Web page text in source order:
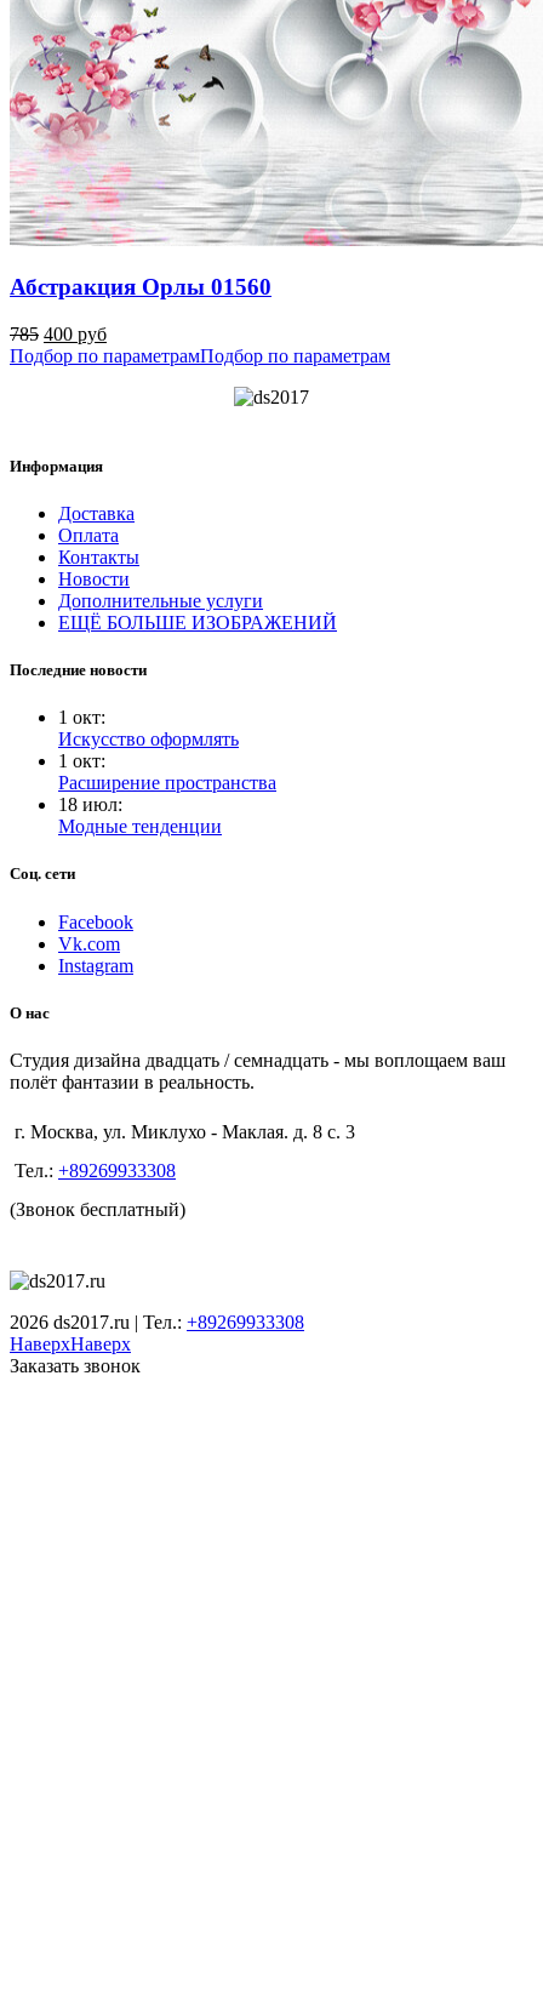
Абстракция Орлы 01560
785 400 руб
Подбор по параметрамПодбор по параметрам
Информация
Доставка
Оплата
Контакты
Новости
Дополнительные услуги
ЕЩЁ БОЛЬШЕ ИЗОБРАЖЕНИЙ
Последние новости
1 окт:
Искусство оформлять
1 окт:
Расширение пространства
18 июл:
Модные тенденции
Соц. сети
Facebook
Vk.com
Instagram
О нас
Студия дизайна двадцать / семнадцать - мы воплощаем ваш
полёт фантазии в реальность.
г. Москва, ул. Миклухо - Маклая. д. 8 с. 3
Тел.: +89269933308
(Звонок бесплатный)
2026 ds2017.ru | Тел.: +89269933308
НаверхНаверх
Заказать звонок